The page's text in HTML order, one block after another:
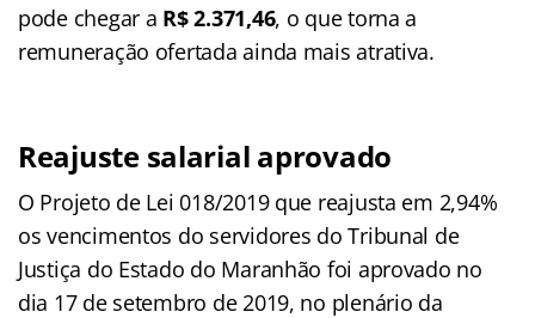
pode chegar a R$ 2.371,46, o que torna a
remuneração ofertada ainda mais atrativa.
Reajuste salarial aprovado
O Projeto de Lei 018/2019 que reajusta em 2,94%
os vencimentos do servidores do Tribunal de
Justiça do Estado do Maranhão foi aprovado no
dia 17 de setembro de 2019, no plenário da